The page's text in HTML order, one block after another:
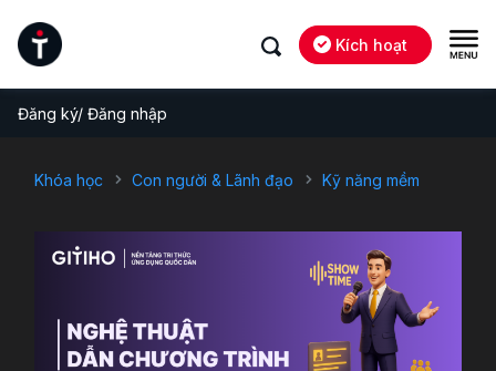
Kích hoạt
Đăng ký/ Đăng nhập
Khóa học Con người & Lãnh đạo Kỹ năng mềm